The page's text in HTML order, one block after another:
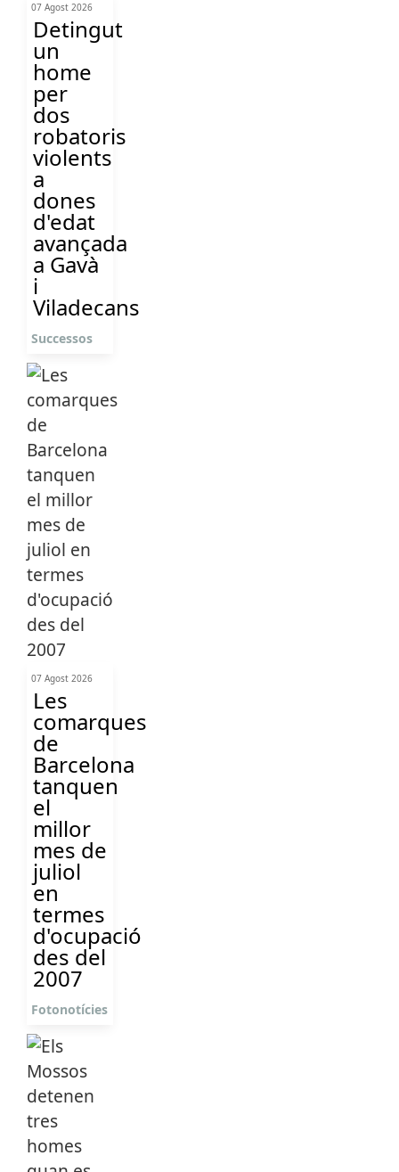
07 Agost 2026
Detingut
un
home
per
dos
robatoris
violents
a
dones
d'edat
avançada
a Gavà
i
Viladecans
Successos
07 Agost 2026
Les
comarques
de
Barcelona
tanquen
el
millor
mes de
juliol
en
termes
d'ocupació
des del
2007
Fotonotícies